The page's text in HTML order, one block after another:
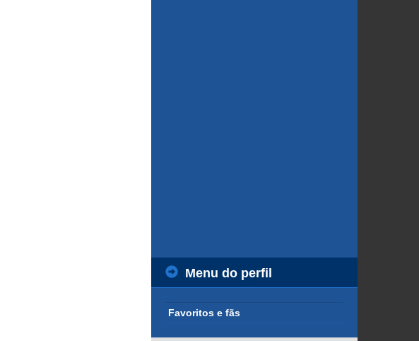
Menu do perfil
Favoritos e fãs